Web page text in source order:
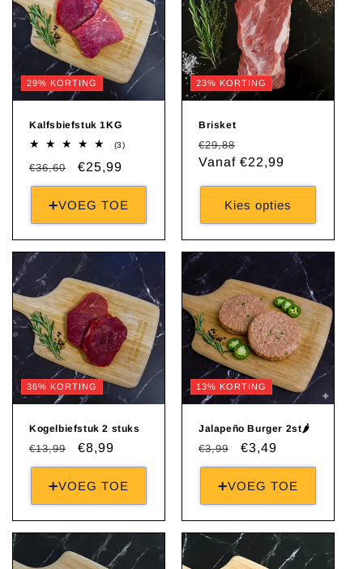
29% KORTING
Kalfsbiefstuk 1KG
(3)3
Normale
prijs
€36,60 Aanbiedingsprijs
€25,99
➕VOEG TOE
23% KORTING
Brisket
Normale
prijs
€29,88
Vanaf €22,99
Kies opties
36% KORTING
Kogelbiefstuk 2 stuks
Normale
prijs
€13,99 Aanbiedingsprijs
€8,99
➕VOEG TOE
13% KORTING
Jalapeño Burger 2st🌶️
Normale
prijs
€3,99 Aanbiedingsprijs
€3,49
➕VOEG TOE